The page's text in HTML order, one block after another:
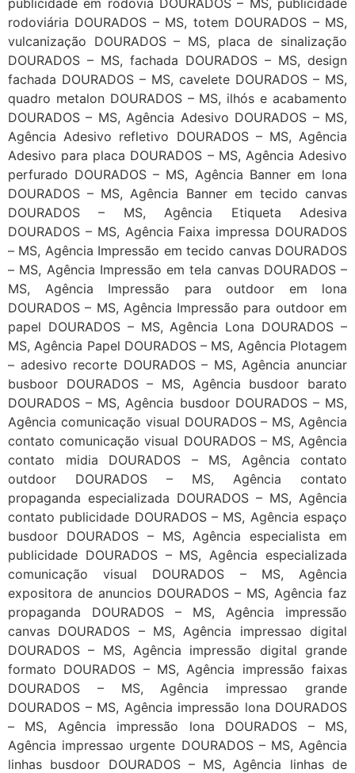
rodoviária DOURADOS – MS, totem DOURADOS – MS,
vulcanização DOURADOS – MS, placa de sinalização
DOURADOS – MS, fachada DOURADOS – MS, design
fachada DOURADOS – MS, cavelete DOURADOS – MS,
quadro metalon DOURADOS – MS, ilhós e acabamento
DOURADOS – MS, Agência Adesivo DOURADOS – MS,
Agência Adesivo refletivo DOURADOS – MS, Agência
Adesivo para placa DOURADOS – MS, Agência Adesivo
perfurado DOURADOS – MS, Agência Banner em lona
DOURADOS – MS, Agência Banner em tecido canvas
DOURADOS – MS, Agência Etiqueta Adesiva
DOURADOS – MS, Agência Faixa impressa DOURADOS
– MS, Agência Impressão em tecido canvas DOURADOS
– MS, Agência Impressão em tela canvas DOURADOS –
MS, Agência Impressão para outdoor em lona
DOURADOS – MS, Agência Impressão para outdoor em
papel DOURADOS – MS, Agência Lona DOURADOS –
MS, Agência Papel DOURADOS – MS, Agência Plotagem
– adesivo recorte DOURADOS – MS, Agência anunciar
busboor DOURADOS – MS, Agência busdoor barato
DOURADOS – MS, Agência busdoor DOURADOS – MS,
Agência comunicação visual DOURADOS – MS, Agência
contato comunicação visual DOURADOS – MS, Agência
contato midia DOURADOS – MS, Agência contato
outdoor DOURADOS – MS, Agência contato
propaganda especializada DOURADOS – MS, Agência
contato publicidade DOURADOS – MS, Agência espaço
busdoor DOURADOS – MS, Agência especialista em
publicidade DOURADOS – MS, Agência especializada
comunicação visual DOURADOS – MS, Agência
expositora de anuncios DOURADOS – MS, Agência faz
propaganda DOURADOS – MS, Agência impressão
canvas DOURADOS – MS, Agência impressao digital
DOURADOS – MS, Agência impressão digital grande
formato DOURADOS – MS, Agência impressão faixas
DOURADOS – MS, Agência impressao grande
DOURADOS – MS, Agência impressão lona DOURADOS
– MS, Agência impressão lona DOURADOS – MS,
Agência impressao urgente DOURADOS – MS, Agência
linhas busdoor DOURADOS – MS, Agência linhas de